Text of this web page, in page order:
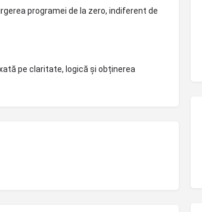
programei de la zero, indiferent de
pe claritate, logică și obținerea